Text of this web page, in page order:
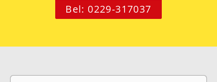
Bel: 0229-317037